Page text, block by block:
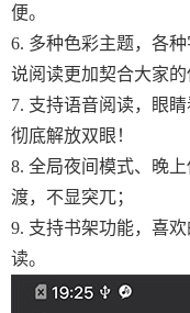
便。
6. 多种色彩主题，各
说阅读更加契合大家的
7. 支持语音阅读，眼
彻底解放双眼！
8. 全局夜间模式、晚
渡，不显突兀；
9. 支持书架功能，喜
读。